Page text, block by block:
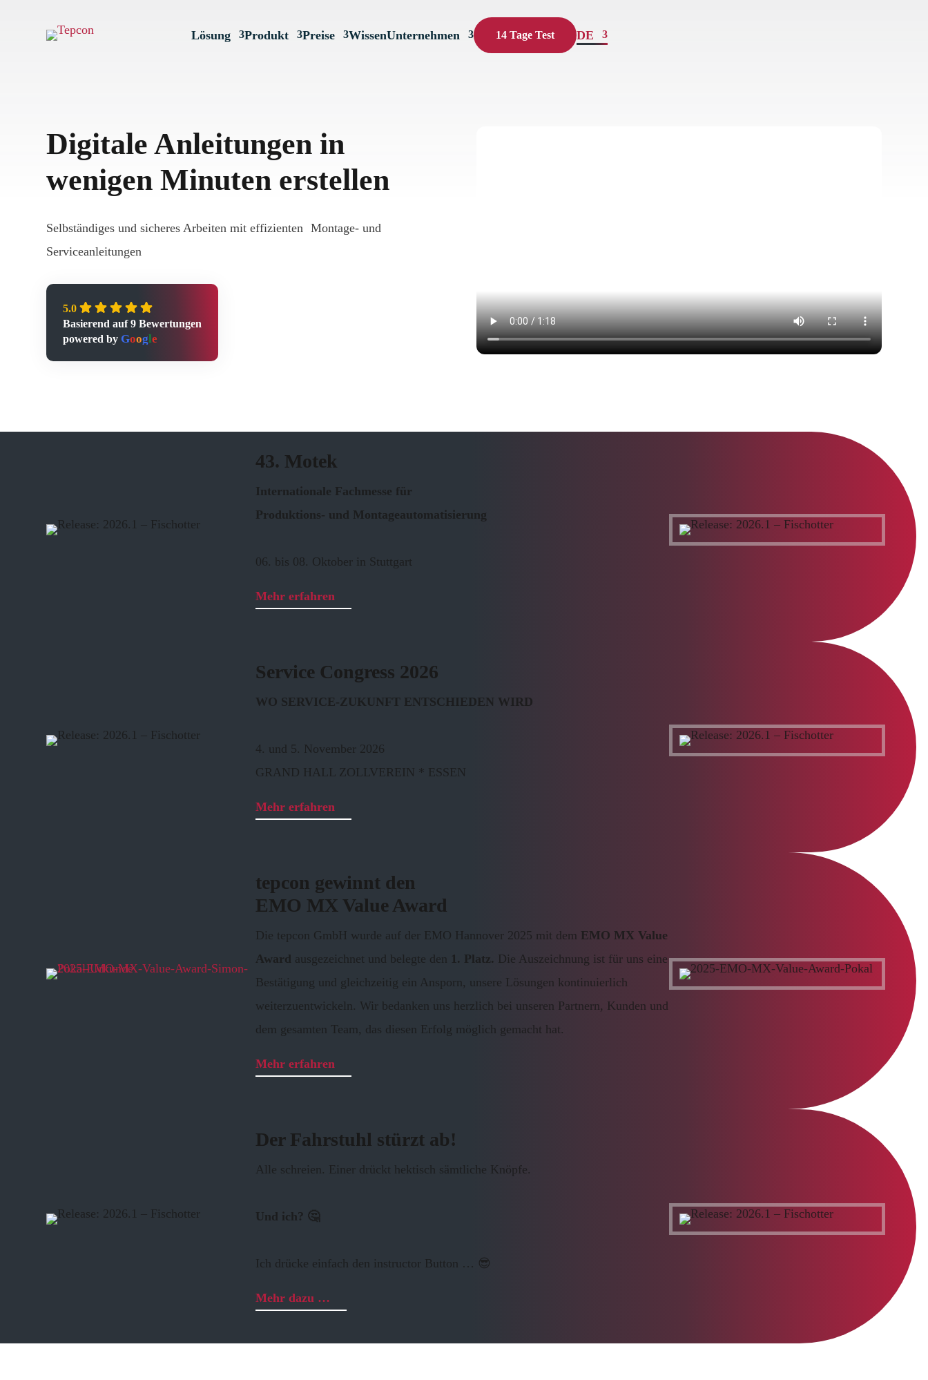
Lösung Produkt Preise WissenUnternehmen 14 Tage Test DE
Digitale Anleitungen in
wenigen Minuten erstellen
Selbständiges und sicheres Arbeiten mit effizienten Montage- und
Serviceanleitungen
5.0
Basierend auf 9 Bewertungen
powered byGoogle
43. Motek
Internationale Fachmesse für
Produktions- und Montageautomatisierung
06. bis 08. Oktober in Stuttgart
Mehr erfahren
Service Congress 2026
WO SERVICE-ZUKUNFT ENTSCHIEDEN WIRD
4. und 5. November 2026
GRAND HALL ZOLLVEREIN * ESSEN
Mehr erfahren
tepcon gewinnt den
EMO MX Value Award
Die tepcon GmbH wurde auf der EMO Hannover 2025 mit dem EMO MX Value
Award ausgezeichnet und belegte den 1. Platz. Die Auszeichnung ist für uns eine
Bestätigung und gleichzeitig ein Ansporn, unsere Lösungen kontinuierlich
weiterzuentwickeln. Wir bedanken uns herzlich bei unseren Partnern, Kunden und
dem gesamten Team, das diesen Erfolg möglich gemacht hat.
Mehr erfahren
Der Fahrstuhl stürzt ab!
Alle schreien. Einer drückt hektisch sämtliche Knöpfe.
Und ich? 🤔
Ich drücke einfach den instructor Button … 😎
Mehr dazu …